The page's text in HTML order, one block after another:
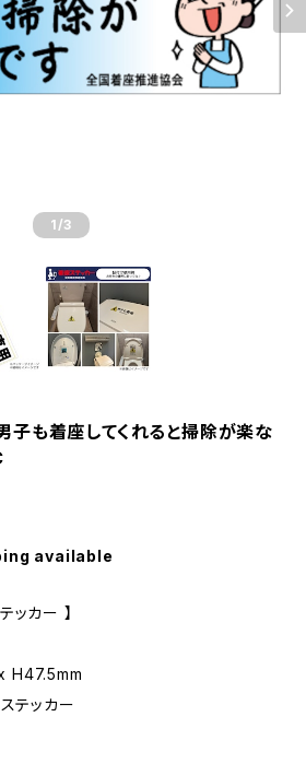
1 /3
子も着座してくれると掃除が楽な
available
ッカー 】
H47.5mm
ステッカー